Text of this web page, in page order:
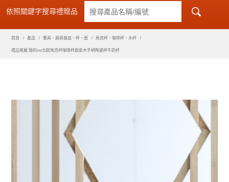
依照關鍵字搜尋禮贈品
首頁 產品 餐具、廚房器皿、杯、壺 馬克杯、咖啡杯、水杯
禮品推薦 簡約ins北歐馬克杯咖啡杯創意木手柄陶瓷杯牛奶杯